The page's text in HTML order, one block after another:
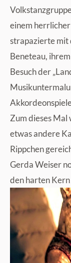
einem
strapazierte mit
Beneteau,
Besuch der
Zum dieses
etwas andere
Rippchen
Gerda Weiser
den harten